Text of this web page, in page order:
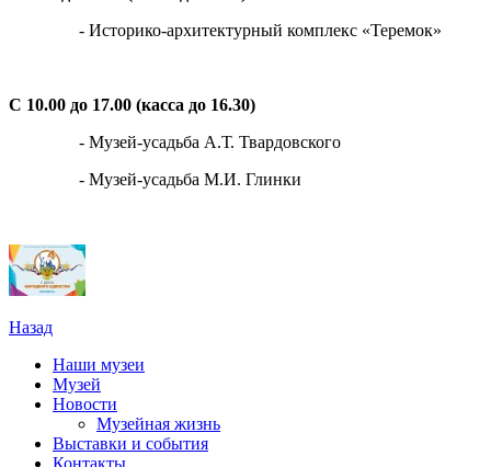
- Историко-архитектурный комплекс «Теремок»
С 10.00 до 17.00 (касса до 16.30)
- Музей-усадьба А.Т. Твардовского
- Музей-усадьба М.И. Глинки
Назад
Наши музеи
Музей
Новости
Музейная жизнь
Выставки и события
Контакты